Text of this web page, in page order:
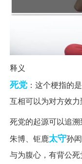
释义
死党 ：这个梗指的
互相可以为对方效力
死党的起源可以追溯
朱博、钜鹿太守孙
与为腹心，有背公